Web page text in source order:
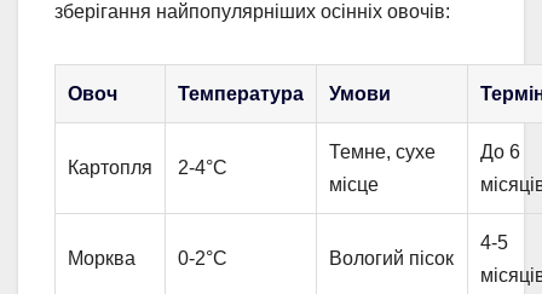
зберігання найпопулярніших осінніх овочів:
Овоч Температура Умови
Картопля 2-4°C
Темне, сухе
місце
До 6
Морква 0-2°C Вологий пісок
4-5